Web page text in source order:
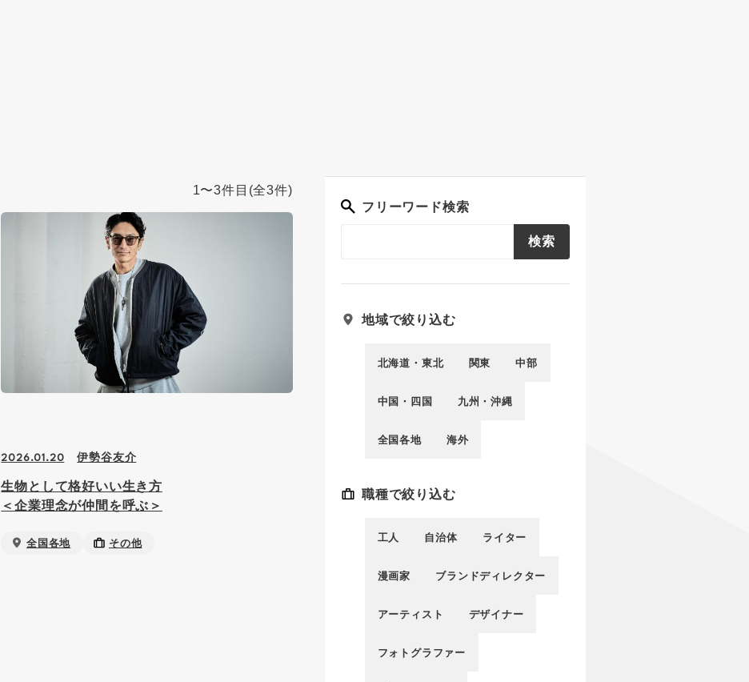
1〜3件目 (全3件)
2026.01.20 伊勢谷友介
生物として格好いい生き方
＜企業理念が仲間を呼ぶ＞
全国各地 その他
フリーワード検索
検索
地域で絞り込む
北海道・東北 関東 中部
中国・四国 九州・沖縄
全国各地 海外
職種で絞り込む
工人 自治体 ライター
漫画家 ブランドディレクター
アーティスト デザイナー
フォトグラファー